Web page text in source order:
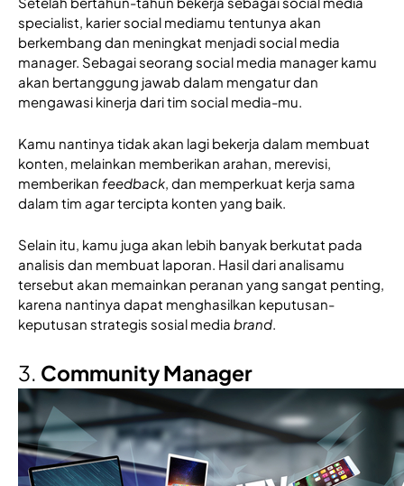
specialist, karier social mediamu tentunya akan
berkembang dan meningkat menjadi social media
manager. Sebagai seorang social media manager kamu
akan bertanggung jawab dalam mengatur dan
mengawasi kinerja dari tim social media-mu.
Kamu nantinya tidak akan lagi bekerja dalam membuat
konten, melainkan memberikan arahan, merevisi,
memberikan feedback, dan memperkuat kerja sama
dalam tim agar tercipta konten yang baik.
Selain itu, kamu juga akan lebih banyak berkutat pada
analisis dan membuat laporan. Hasil dari analisamu
tersebut akan memainkan peranan yang sangat penting,
karena nantinya dapat menghasilkan keputusan-
keputusan strategis sosial media brand.
3. Community Manager